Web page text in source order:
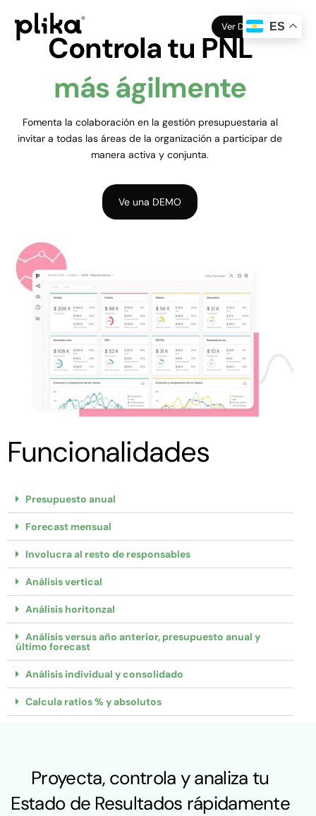
Ver Demo
Controla tu PNL
más ágilmente
Fomenta la colaboración en la gestión presupuestaria al
invitar a todas las áreas de la organización a participar de
manera activa y conjunta.
Ve una DEMO
Funcionalidades
Presupuesto anual
Forecast mensual
Involucra al resto de responsables
Análisis vertical
Análisis horitonzal
Análisis versus año anterior, presupuesto anual y
último forecast
Análisis individual y consolidado
Calcula ratios % y absolutos
Proyecta, controla y analiza tu
Estado de Resultados rápidamente
ES